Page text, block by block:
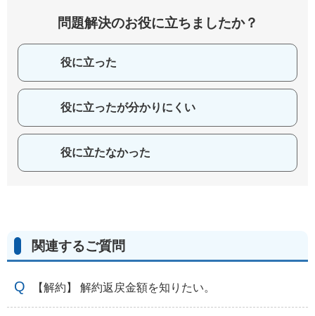
問題解決のお役に立ちましたか？
役に立った
役に立ったが分かりにくい
役に立たなかった
関連するご質問
【解約】 解約返戻金額を知りたい。